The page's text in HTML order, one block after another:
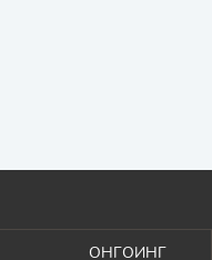
ОНГОИНГ